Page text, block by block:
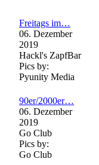
Freitags im…
06. Dezember
2019
Hackl's ZapfBar
Pics by:
Pyunity Media
90er/2000er…
06. Dezember
2019
Go Club
Pics by:
Go Club